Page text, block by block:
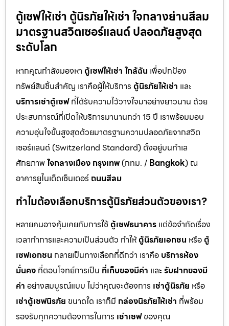
ตู้เซฟให้เช่า ตู้นิรภัยให้เช่า ใจกลางย่านสีลม
มาตรฐานสวิตเซอร์แลนด์ ปลอดภัยสูงสุด
ระดับโลก
หากคุณกำลังมองหา ตู้เซฟให้เช่า ใกล้ฉัน เพื่อปกป้อง
ทรัพย์สินชิ้นสำคัญ เราคือผู้ให้บริการ ตู้นิรภัยให้เช่า และ
บริการเช่าตู้เซฟที่ได้รับความไว้วางใจมาอย่างยาวนาน ด้วย
ประสบการณ์ที่เปิดให้บริการมานานกว่า 15 ปี เราพร้อมมอบ
ความอุ่นใจขั้นสูงสุดด้วยมาตรฐานความปลอดภัยจากสวิต
เซอร์แลนด์ (Switzerland Standard) ตั้งอยู่บนทำเล
ศักยภาพใจกลางเมือง กรุงเทพ(กทม. / Bangkok) ณ
อาคารยูไนเต็ดเซ็นเตอร์ ถนนสีลม
ทำไมต้องเลือกบริการตู้นิรภัยส่วนตัวของเรา?
หลายคนอาจคุ้นเคยกับการใช้ ตู้เซฟธนาคาร แต่ข้อจำกัดเรื่อง
เวลาทำการและความเป็นส่วนตัว ทำให้ตู้นิรภัยเอกชน หรือ ตู้
เซฟเอกชน กลายเป็นทางเลือกที่ดีกว่า เราคือ บริการห้อง
มั่นคง ที่ตอบโจทย์การเป็น ที่เก็บของมีค่า และ รับฝากของมี
ค่า อย่างสมบูรณ์แบบ ไม่ว่าคุณจะต้องการ เช่าตู้นิรภัย หรือ
เช่าตู้เซฟนิรภัย ขนาดใด เราก็มี กล่องนิรภัยให้เช่า ที่พร้อม
รองรับทุกความต้องการในการ เช่าเซฟของคุณ